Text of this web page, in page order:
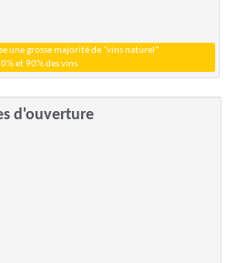
une grosse majorité de "vins naturel"
et 90% des vins
d'ouverture